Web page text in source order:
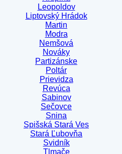
Leopoldov
Liptovský Hrádok
Martin
Modra
Nemšová
Nováky
Partizánske
Poltár
Prievidza
Revúca
Sabinov
Sečovce
Snina
Spišská Stará Ves
Stará Ľubovňa
Svidník
Tlmače